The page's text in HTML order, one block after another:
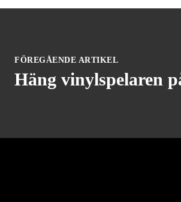
FÖREGÅENDE ARTIKEL
Häng vinylspelaren